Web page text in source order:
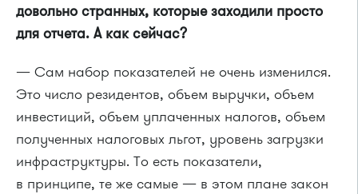
довольно странных, которые заходили просто
для отчета. А как сейчас?
— Сам набор показателей не очень изменился.
Это число резидентов, объем выручки, объем
инвестиций, объем уплаченных налогов, объем
полученных налоговых льгот, уровень загрузки
инфраструктуры. То есть показатели,
в принципе, те же самые — в этом плане закон